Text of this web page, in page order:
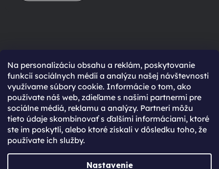
Na personalizáciu obsahu a reklám, poskytovanie
funkcií sociálnych médií a analýzu našej návštevnosti
využívame súbory cookie. Informácie o tom, ako
používate náš web, zdieľame s našimi partnermi pre
sociálne médiá, reklamu a analýzy. Partneri môžu
tieto údaje skombinovať s ďalšími informáciami, ktoré
ste im poskytli, alebo ktoré získali v dôsledku toho, že
používate ich služby.
Nastavenie
Ešte nemáte účet?
Rýchlejší nákup vďaka uloženým údajom
Prehľad o stave objednávky
Kompletná história objednávok
Špeciálne akcie, novinky a zľavy pre registrovaných